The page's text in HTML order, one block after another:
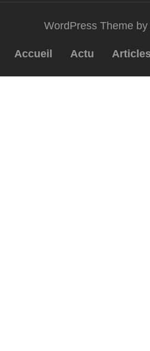
WordPress Theme
Accueil Actu Articles